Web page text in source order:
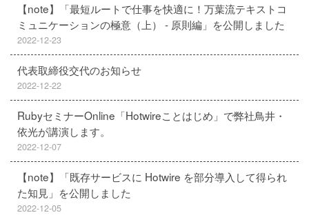
【note】「最短ルートで仕事を快適に！万葉流テキストコ
ミュニケーションの極意（上） - 原則編」を公開しました
2022-12-23
代表取締役交代のお知らせ
2022-12-22
RubyセミナーOnline「Hotwireことはじめ」で弊社鳥井・
依光が講演します。
2022-12-07
【note】「既存サービスに Hotwire を部分導入して得られ
た知見」を公開しました
2022-12-05